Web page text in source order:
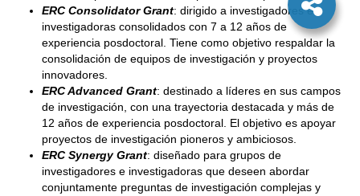
ERC Consolidator Grant: dirigido a investigadores e
investigadoras consolidados con 7 a 12 años de
experiencia posdoctoral. Tiene como objetivo respaldar la
consolidación de equipos de investigación y proyectos
innovadores.
ERC Advanced Grant: destinado a líderes en sus campos
de investigación, con una trayectoria destacada y más de
12 años de experiencia posdoctoral. El objetivo es apoyar
proyectos de investigación pioneros y ambiciosos.
ERC Synergy Grant: diseñado para grupos de
investigadores e investigadoras que deseen abordar
conjuntamente preguntas de investigación complejas y